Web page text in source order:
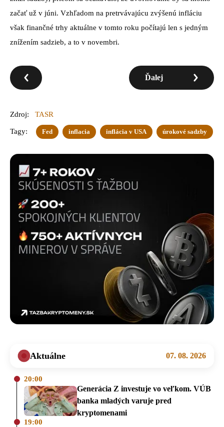
začať už v júni. Vzhľadom na pretrvávajúcu zvýšenú infláciu
však finančné trhy aktuálne v tomto roku počítajú len s jedným
znížením sadzieb, a to v novembri.
Ďalej
Zdroj: TASR
Tagy: Fed inflacia inflácia v USA úrokové sadzby
Aktuálne 07. 08. 2026
20:00
Generácia Z investuje vo veľkom. VÚB
banka mladých varuje pred
kryptomenami
19:00